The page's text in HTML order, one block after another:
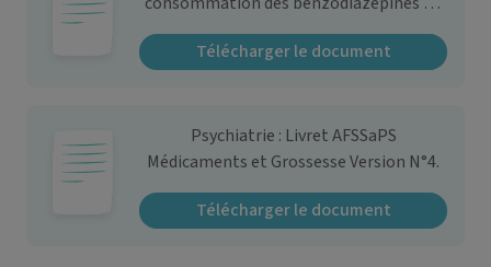
France- Communiqué de presse
Télécharger le document
Psychiatrie : Livret AFSSaPS
Médicaments et Grossesse Version N°4.
Télécharger le document